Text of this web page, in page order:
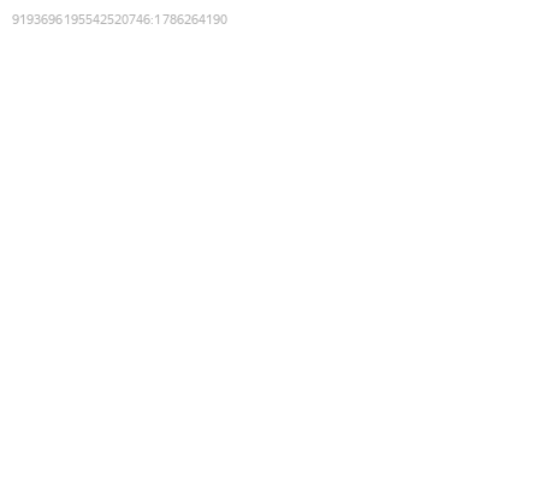
9193696195542520746:1786264190